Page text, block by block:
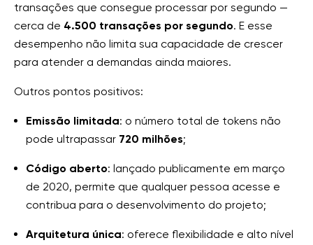
transações que consegue processar por segundo —
cerca de 4.500 transações por segundo. E esse
desempenho não limita sua capacidade de crescer
para atender a demandas ainda maiores.
Outros pontos positivos:
Emissão limitada: o número total de tokens não
pode ultrapassar 720 milhões;
Código aberto: lançado publicamente em março
de 2020, permite que qualquer pessoa acesse e
contribua para o desenvolvimento do projeto;
Arquitetura única: oferece flexibilidade e alto nível